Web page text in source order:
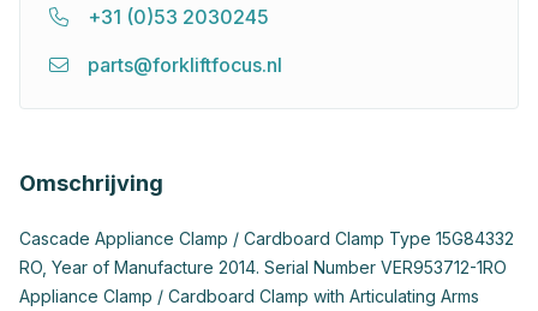
+31 (0)53 2030245
parts@forkliftfocus.nl
Omschrijving
Cascade Appliance Clamp / Cardboard Clamp Type 15G84332
RO, Year of Manufacture 2014. Serial Number VER953712-1RO
Appliance Clamp / Cardboard Clamp with Articulating Arms